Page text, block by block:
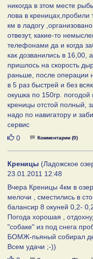
никогда в зтом месте
лова в креницах,пробили
км в ладогу
отвезут, какие-то
телефонами да и когда
как дозванились в 16,00,
пришлось на скорость
раньше, после операции
в 5 раз быстрей и без
окушка по 150гр.
креницы отстой полный,
надо по навигатору и
сервис
Нравится
0 Комментарии (0)
Креницы (Ладожское
23.01.2011 12:48
Вчера Креницы 4км в
мелочи , сместились в
балансир 8 окуней 0,2-
Погода хорошая ,
"собаке" из под снега
БОМЖ-пьяный собирал
Всем удачи ;-))